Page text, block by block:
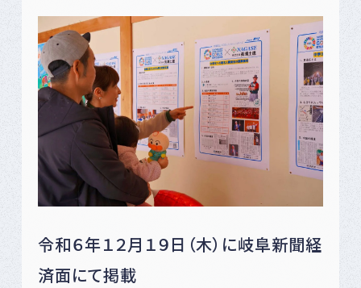
令和６年１２月１９日（木）に岐阜新聞経
済面にて掲載